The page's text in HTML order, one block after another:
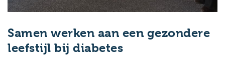
Samen werken aan een gezondere
leefstijl bij diabetes